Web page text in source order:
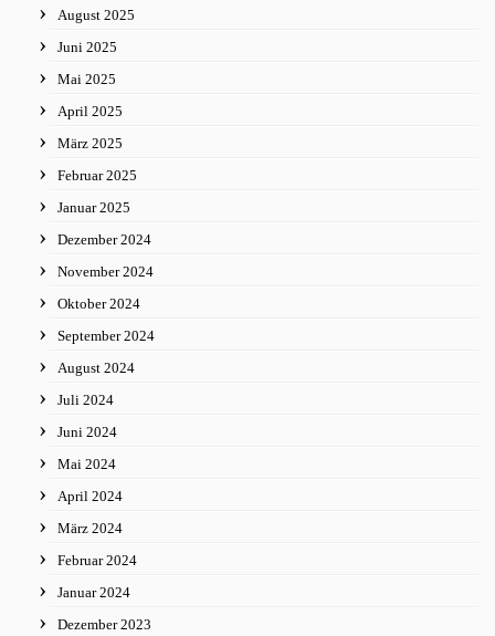
August 2025
Juni 2025
Mai 2025
April 2025
März 2025
Februar 2025
Januar 2025
Dezember 2024
November 2024
Oktober 2024
September 2024
August 2024
Juli 2024
Juni 2024
Mai 2024
April 2024
März 2024
Februar 2024
Januar 2024
Dezember 2023